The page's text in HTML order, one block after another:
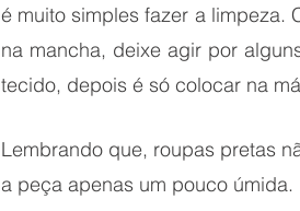
é muito simples fazer a limpeza.
na mancha, deixe agir por
tecido, depois é só colocar na
Lembrando que, roupas pretas
a peça apenas um pouco úmida.